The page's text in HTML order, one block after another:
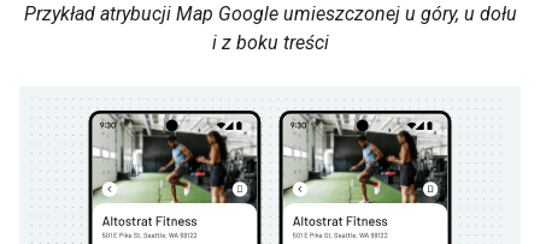
Przykład atrybucji Map Google umieszczonej u góry, u dołu
i z boku treści